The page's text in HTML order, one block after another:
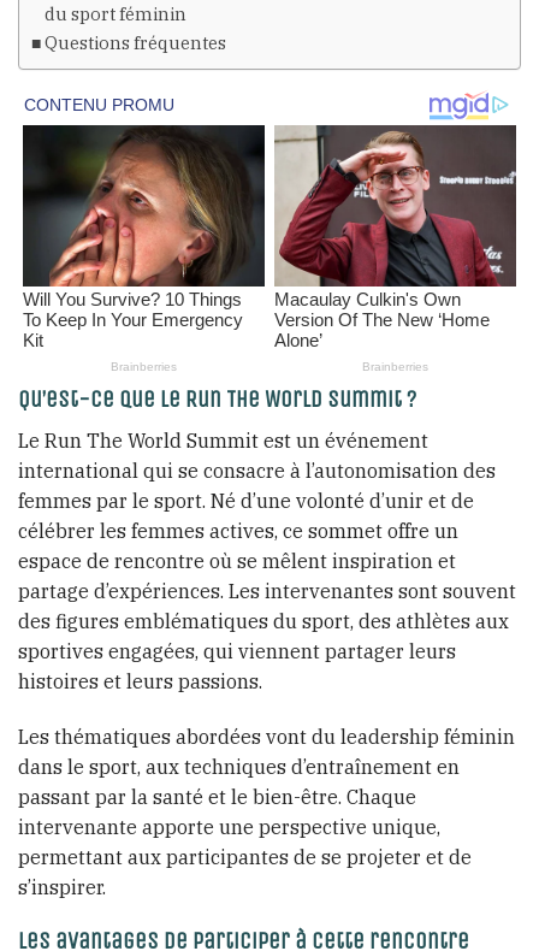
du sport féminin
Questions fréquentes
Qu’est-ce que le Run The World Summit ?
Le Run The World Summit est un événement
international qui se consacre à l’autonomisation des
femmes par le sport. Né d’une volonté d’unir et de
célébrer les femmes actives, ce sommet offre un
espace de rencontre où se mêlent inspiration et
partage d’expériences. Les intervenantes sont souvent
des figures emblématiques du sport, des athlètes aux
sportives engagées, qui viennent partager leurs
histoires et leurs passions.
Les thématiques abordées vont du leadership féminin
dans le sport, aux techniques d’entraînement en
passant par la santé et le bien-être. Chaque
intervenante apporte une perspective unique,
permettant aux participantes de se projeter et de
s’inspirer.
Les avantages de participer à cette rencontre